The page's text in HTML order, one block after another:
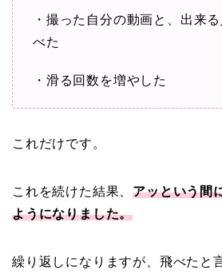
・撮った自分の動画と、出来
べた
・滑る回数を増やした
これだけです。
これを続けた結果、アッという間
ようになりました。
繰り返しになりますが、飛べたと